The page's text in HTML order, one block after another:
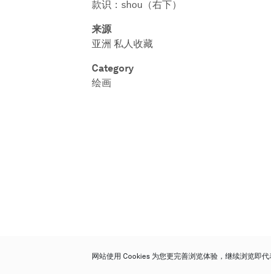
款识：shou（右下）
来源
亚洲 私人收藏
Category
绘画
网站使用 Cookies 为您更完善浏览体验，继续浏览即